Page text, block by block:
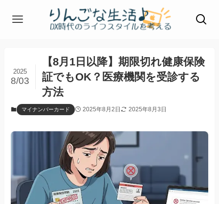
【8月1日以降】期限切れ健康保険
証でもOK？医療機関を受診する
方法
2025
8/03
マイナンバーカード 2025年8月2日 2025年8月3日